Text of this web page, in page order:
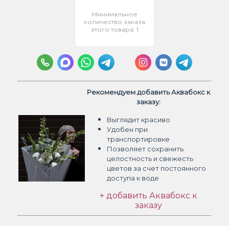
Минимальное
количество заказа
этого товара: 1
Рекомендуем добавить Аквабокс к
заказу:
Выглядит красиво
Удобен при
транспортировке
Позволяет сохранить
целостность и свежесть
цветов за счет постоянного
доступа к воде
+ добавить Аквабокс к
заказу